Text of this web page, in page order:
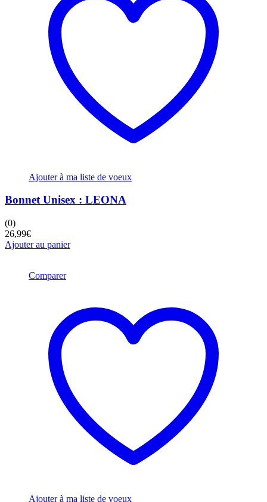
Ajouter à ma liste de voeux
Bonnet Unisex : LEONA
(0)
26,99€
Ajouter au panier
Comparer
Ajouter à ma liste de voeux